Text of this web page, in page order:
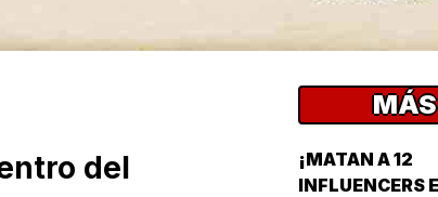
del
¡MATAN A 12
INFLUENCERS